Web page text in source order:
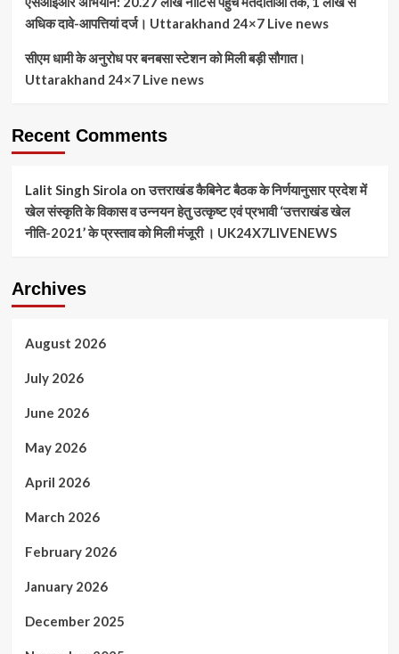
अधिक दावे-आपत्तियां दर्ज। Uttarakhand 24×7 Live news
सीएम धामी के अनुरोध पर बनबसा स्टेशन को मिली बड़ी सौगात।
Uttarakhand 24×7 Live news
Recent Comments
Lalit Singh Sirola onउत्तराखंड कैबिनेट बैठक के निर्णयानुसार प्रदेश में
खेल संस्कृति के विकास व उन्नयन हेतु उत्कृष्ट एवं प्रभावी ‘उत्तराखंड खेल
नीति-2021’ के प्रस्ताव को मिली मंजूरी । UK24X7LIVENEWS
Archives
August 2026
July 2026
June 2026
May 2026
April 2026
March 2026
February 2026
January 2026
December 2025